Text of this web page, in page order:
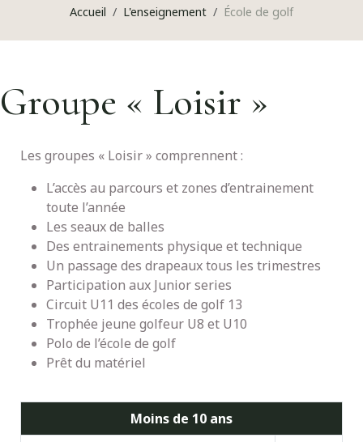
Accueil L'enseignement École de golf
Groupe « Loisir »
Les groupes « Loisir » comprennent :
L’accès au parcours et zones d’entrainement
toute l’année
Les seaux de balles
Des entrainements physique et technique
Un passage des drapeaux tous les trimestres
Participation aux Junior series
Circuit U11 des écoles de golf 13
Trophée jeune golfeur U8 et U10
Polo de l’école de golf
Prêt du matériel
Moins de 10 ans